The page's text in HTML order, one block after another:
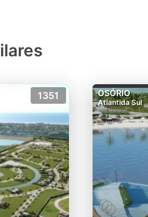
1351 OSÓRIO
Atlantida Sul